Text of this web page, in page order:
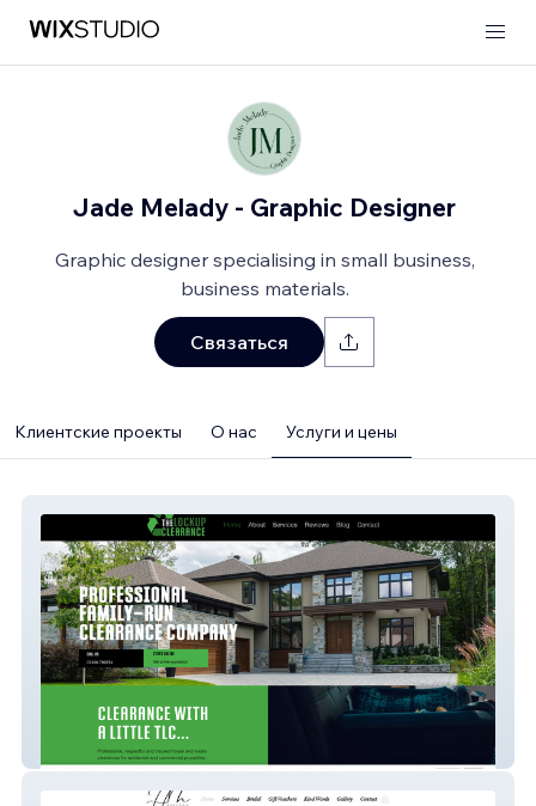
Jade Melady - Graphic Designer
Graphic designer specialising in small business,
business materials.
Связаться
Клиентские проекты О нас Услуги и цены
The Lockup Clearance